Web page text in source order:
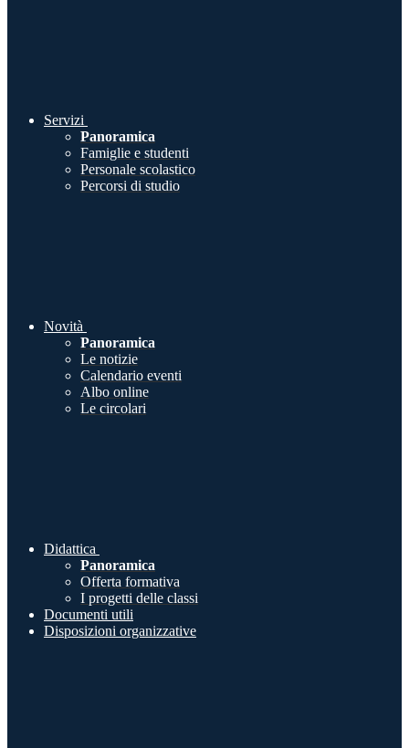
Servizi
Panoramica
Famiglie e studenti
Personale scolastico
Percorsi di studio
Novità
Panoramica
Le notizie
Calendario eventi
Albo online
Le circolari
Didattica
Panoramica
Offerta formativa
I progetti delle classi
Documenti utili
Disposizioni organizzative